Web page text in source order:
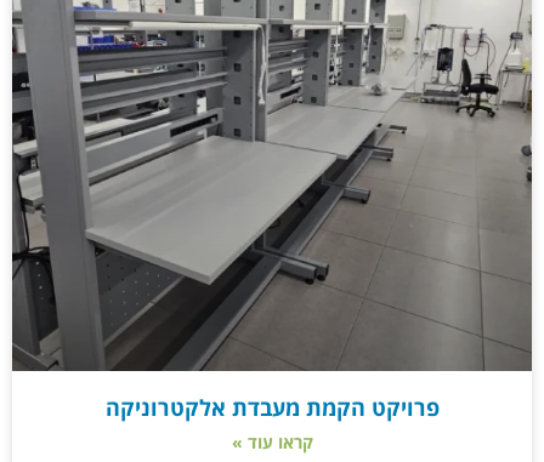
פרויקט הקמת מעבדת אלקטרוניקה
קראו עוד »